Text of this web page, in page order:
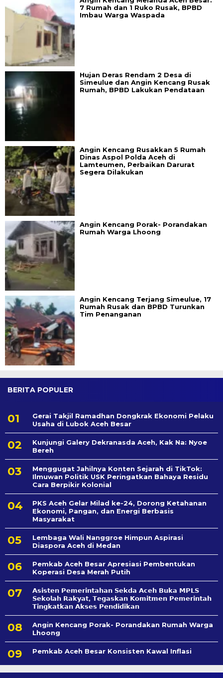
7 Rumah dan 1 Ruko Rusak, BPBD
Imbau Warga Waspada
Hujan Deras Rendam 2 Desa di
Simeulue dan Angin Kencang Rusak
Rumah, BPBD Lakukan Pendataan
Angin Kencang Rusakkan 5 Rumah
Dinas Aspol Polda Aceh di
Lamteumen, Perbaikan Darurat
Segera Dilakukan
Angin Kencang Porak- Porandakan
Rumah Warga Lhoong
Angin Kencang Terjang Simeulue, 17
Rumah Rusak dan BPBD Turunkan
Tim Penanganan
BERITA POPULER
Gerai Takjil Ramadhan Dongkrak Ekonomi Pelaku
Usaha di Lubok Aceh Besar
Kunjungi Galery Dekranasda Aceh, Kak Na: Nyoe
Bereh
Menggugat Jahilnya Konten Sejarah di TikTok:
Ilmuwan Politik USK Peringatkan Bahaya Residu
Cara Berpikir Kolonial
PKS Aceh Gelar Milad ke-24, Dorong Ketahanan
Ekonomi, Pangan, dan Energi Berbasis
Masyarakat
Lembaga Wali Nanggroe Himpun Aspirasi
Diaspora Aceh di Medan
Pemkab Aceh Besar Apresiasi Pembentukan
Koperasi Desa Merah Putih
𝗔𝘀𝗶𝘀𝘁𝗲𝗻 𝗣𝗲𝗺𝗲𝗿𝗶𝗻𝘁𝗮𝗵𝗮𝗻 𝗦𝗲k𝗱𝗮 𝗔𝗰𝗲𝗵 𝗕𝘂𝗸𝗮 𝗠𝗣𝗟𝗦
𝗦𝗲𝗸𝗼𝗹𝗮𝗵 𝗥𝗮𝗸𝘆𝗮𝘁, 𝗧𝗲𝗴𝗮𝘀𝗸𝗮𝗻 𝗞𝗼𝗺𝗶𝘁𝗺𝗲𝗻 𝗣𝗲𝗺𝗲𝗿𝗶𝗻𝘁𝗮𝗵
𝗧𝗶𝗻𝗴𝗸𝗮𝘁𝗸𝗮𝗻 𝗔𝗸𝘀𝗲𝘀 𝗣𝗲𝗻𝗱𝗶𝗱𝗶𝗸𝗮𝗻
Angin Kencang Porak- Porandakan Rumah Warga
Lhoong
Pemkab Aceh Besar Konsisten Kawal Inflasi